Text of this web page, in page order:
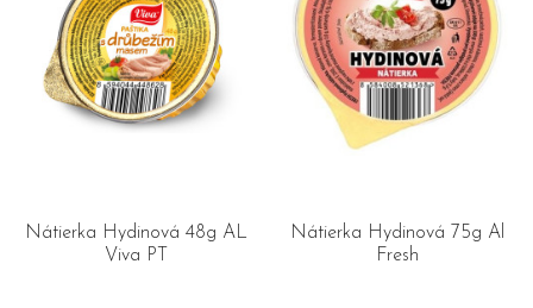
Nátierka Hydinová 48g AL
Viva PT
Nátierka Hydinová 75g Al
Fresh